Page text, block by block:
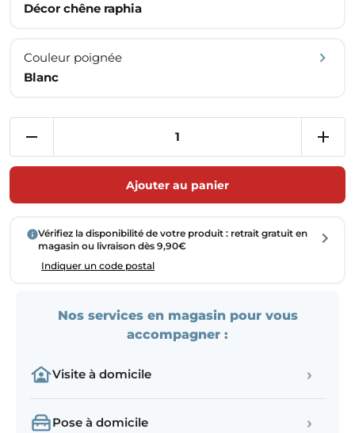
Décor chêne raphia
Couleur poignée
Blanc
Ajouter au panier
Vérifiez la disponibilité de votre produit : retrait gratuit en
magasin ou livraison dès 9,90€
Indiquer un code postal
Nos services en magasin pour vous
accompagner :
Visite à domicile ›
Pose à domicile ›